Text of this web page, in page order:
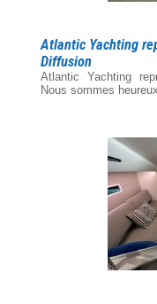
Atlantic Yachting
Diffusion
Atlantic Yachting
Nous sommes